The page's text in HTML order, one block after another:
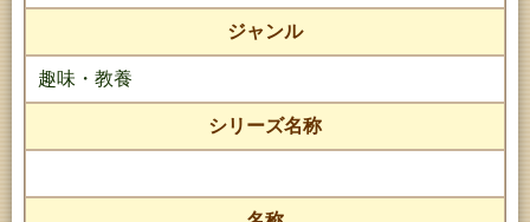
ジャンル
趣味・教養
シリーズ名称